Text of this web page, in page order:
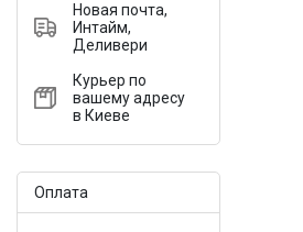
Новая почта,
Интайм,
Деливери
Курьер по
вашему адресу
в Киеве
Оплата